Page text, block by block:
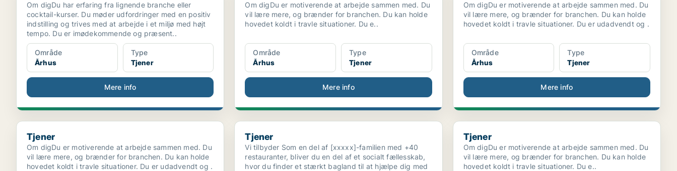
Om digDu har erfaring fra lignende branche eller
cocktail-kurser. Du møder udfordringer med en positiv
indstilling og trives med at arbejde i et miljø med højt
tempo. Du er imødekommende og præsent..
Område
Århus
Type
Tjener
Mere info
Om digDu er motiverende at arbejde sammen med. Du
vil lære mere, og brænder for branchen. Du kan holde
hovedet koldt i travle situationer. Du e..
Område
Århus
Type
Tjener
Mere info
Om digDu er motiverende at arbejde sammen med. Du
vil lære mere, og brænder for branchen. Du kan holde
hovedet koldt i travle situationer. Du er udadvendt og .
Område
Århus
Type
Tjener
Mere info
Tjener
Tjener
Om digDu er motiverende at arbejde sammen med. Du
vil lære mere, og brænder for branchen. Du kan holde
hovedet koldt i travle situationer. Du er udadvendt og .
Tjener
Tjener
Vi tilbyder Som en del af [xxxxx]-familien med +40
restauranter, bliver du en del af et socialt fællesskab,
hvor du finder et stærkt bagland til at hjælpe dig med
Tjener
Tjener
Om digDu er motiverende at arbejde sammen med. Du
vil lære mere, og brænder for branchen. Du kan holde
hovedet koldt i travle situationer. Du e..